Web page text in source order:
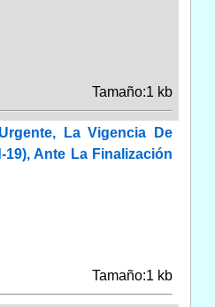
Tamaño:1 kb
La Vigencia De
Ante La Finalización
Tamaño:1 kb